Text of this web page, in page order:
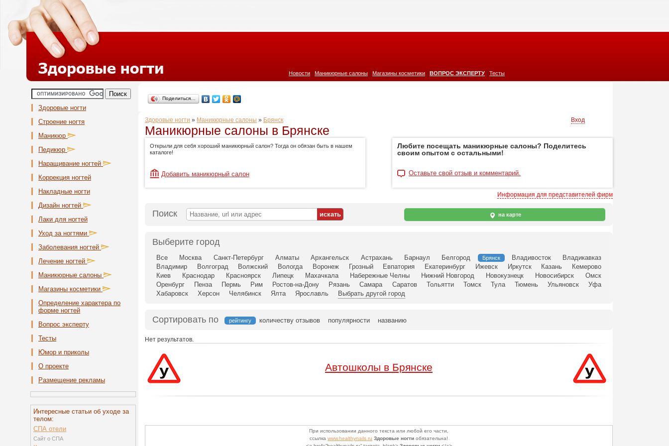
Новости Маникюрные салоны Магазины косметики ВОПРОС ЭКСПЕРТУ Тесты
Здоровые ногти
Строение ногтя
Маникюр
Педикюр
Наращивание ногтей
Коррекция ногтей
Накладные ногти
Дизайн ногтей
Лаки для ногтей
Уход за ногтями
Заболевания ногтей
Лечение ногтей
Маникюрные салоны
Магазины косметики
Определение характера по
форме ногтей
Вопрос эксперту
Тесты
Юмор и приколы
О проекте
Размещение рекламы
Интересные статьи об уходе за
телом:
СПА отели
Сайт о СПА
Поделиться…
Здоровые ногти » Маникюрные салоны » Брянск Вход
Маникюрные салоны в Брянске
Открыли для себя хороший маникюрный салон? Тогда он обязан быть в нашем
каталоге!
Добавить маникюрный салон
Любите посещать маникюрные салоны? Поделитесь
своим опытом с остальными!
Оставьте свой отзыв и комментарий.
Информация для представителей фирм
Поиск на карте
Выберите город
Все Москва Санкт-Петербург Алматы Архангельск Астрахань Барнаул Белгород Брянск Владивосток
Владикавказ
Владимир
Волгоград Волжский Вологда Воронеж Грозный Евпатория Екатеринбург Ижевск Иркутск Казань
Кемерово
Киев
Краснодар Красноярск Липецк Махачкала Набережные Челны Нижний Новгород Новокузнецк Новосибирск
Омск
Оренбург
Пенза Пермь Рим Ростов-на-Дону Рязань Самара Саратов Тольятти Томск Тула Тюмень Ульяновск
Уфа
Хабаровск
Херсон Челябинск Ялта Ярославль Выбрать другой город
Сортировать по рейтингу количеству отзывов популярности названию
Нет результатов.
Автошколы в Брянске
При использовании данного текста или любой его части,
ссылка www.healthynails.ru Здоровые ногти обязательна!